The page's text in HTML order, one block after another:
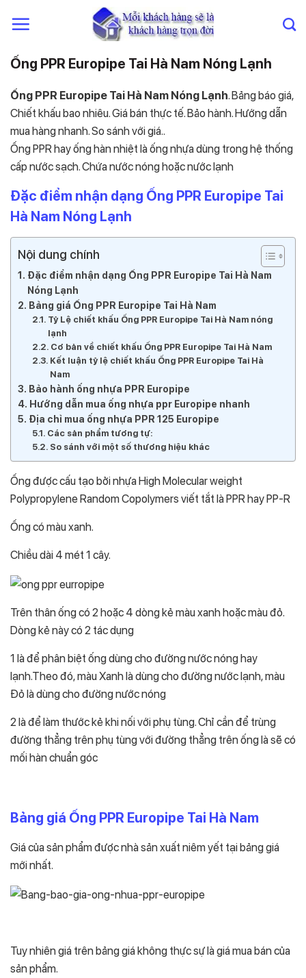
đến
dungỐng PPR Europipe Tai Hà Nam Nóng Lạnh
Ống PPR Europipe Tai Hà Nam Nóng Lạnh. Bảng báo giá,
Chiết khấu bao nhiêu. Giá bán thực tế. Bảo hành. Hướng dẫn
mua hàng nhanh. So sánh với giá..
Ống PPR hay ống hàn nhiệt là ống nhựa dùng trong hệ thống
cấp nước sạch. Chứa nước nóng hoặc nước lạnh
Đặc điểm nhận dạng Ống PPR Europipe Tai
Hà Nam Nóng Lạnh
Nội dung chính
Đặc điểm nhận dạng Ống PPR Europipe Tai Hà Nam
Nóng Lạnh
Bảng giá Ống PPR Europipe Tai Hà Nam
Tỷ Lệ chiết khấu Ống PPR Europipe Tai Hà Nam nóng
lạnh
Cơ bản về chiết khấu Ống PPR Europipe Tai Hà Nam
Kết luận tỷ lệ chiết khấu Ống PPR Europipe Tai Hà
Nam
Bảo hành ống nhựa PPR Europipe
Hướng dẫn mua ống nhựa ppr Europipe nhanh
Địa chỉ mua ống nhựa PPR 125 Europipe
Các sản phẩm tương tự:
So sánh với một số thương hiệu khác
Ống được cấu tạo bởi nhựa High Molecular weight
Polypropylene Random Copolymers viết tắt là PPR hay PP-R
Ống có màu xanh.
Chiều dài 4 mét 1 cây.
Trên thân ống có 2 hoặc 4 dòng kẻ màu xanh hoặc màu đỏ.
Dòng kẻ này có 2 tác dụng
1 là để phân biệt ống dùng cho đường nước nóng hay
lạnh.Theo đó, màu Xanh là dùng cho đường nước lạnh, màu
Đỏ là dùng cho đường nước nóng
2 là để làm thước kẻ khi nối với phụ tùng. Chỉ cần để trùng
đường thẳng trên phụ tùng với đường thẳng trên ống là sẽ có
mối hàn chuẩn góc
Bảng giá Ống PPR Europipe Tai Hà Nam
Giá của sản phẩm được nhà sản xuất niêm yết tại bảng giá
mới nhất.
Tuy nhiên giá trên bảng giá không thực sự là giá mua bán của
sản phẩm.